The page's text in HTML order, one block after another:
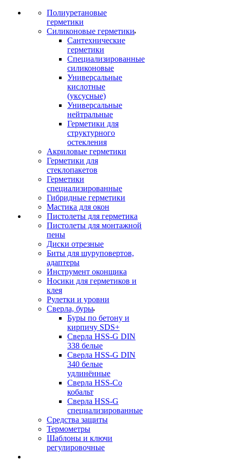
Полиуретановые
герметики
Силиконовые герметики
Сантехнические
герметики
Специализированные
силиконовые
Универсальные
кислотные
(уксусные)
Универсальные
нейтральные
Герметики для
структурного
остекления
Акриловые герметики
Герметики для
стеклопакетов
Герметики
специализированные
Гибридные герметики
Мастика для окон
Пистолеты для герметика
Пистолеты для монтажной
пены
Диски отрезные
Биты для шуруповертов,
адаптеры
Инструмент оконщика
Носики для герметиков и
клея
Рулетки и уровни
Сверла, буры
Буры по бетону и
кирпичу SDS+
Сверла HSS-G DIN
338 белые
Сверла HSS-G DIN
340 белые
удлинённые
Сверла HSS-Co
кобальт
Сверла HSS-G
специализированные
Средства защиты
Термометры
Шаблоны и ключи
регулировочные